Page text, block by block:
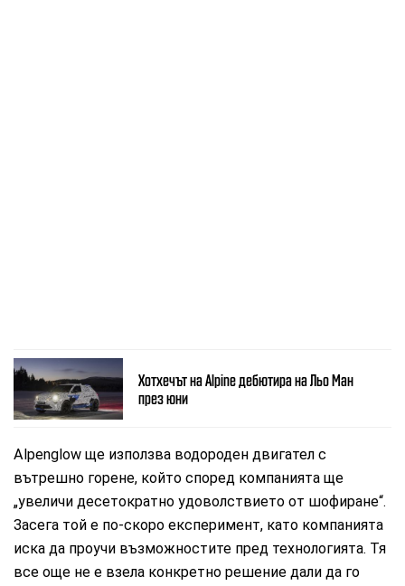
Хотхечът на Alpine дебютира на Льо Ман
през юни
Alpenglow ще използва водороден двигател с
вътрешно горене, който според компанията ще
„увеличи десетократно удоволствието от шофиране“.
Засега той е по-скоро експеримент, като компанията
иска да проучи възможностите пред технологията. Тя
все още не е взела конкретно решение дали да го